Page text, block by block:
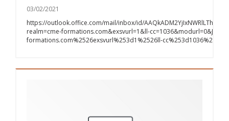
03/02/2021
https://outlook.office.com/mail/inbox/id/
realm=cme-formations.com&exsvurl=1&ll-
formations.com%2526exsvurl%253d1%2526ll-